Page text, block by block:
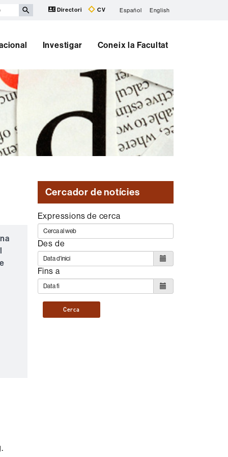
Directori CV Español English
Investigar Coneix la Facultat
Cercador de notícies
Expressions de cerca
Des de
Fins a
Cerca